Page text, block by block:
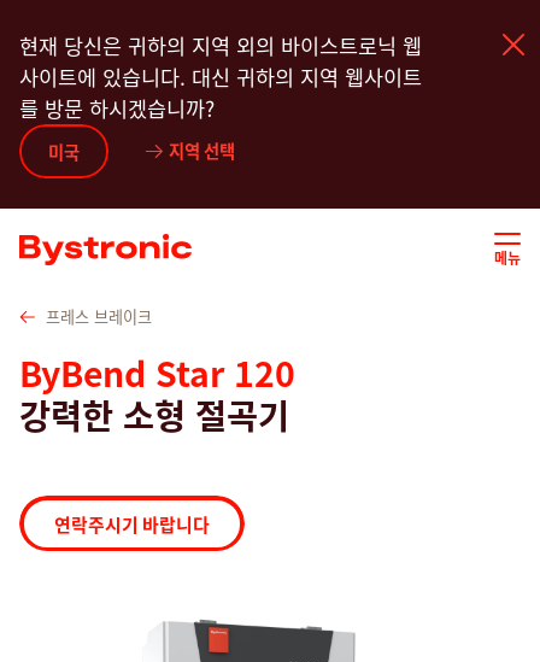
건
현재 당신은 귀하의 지역 외의 바이스트로닉 웹
사이트에 있습니다. 대신 귀하의 지역 웹사이트
를 방문 하시겠습니까?
미국 지역 선택
메뉴
기계 및 소프트웨어
서비스
어플리케이션
뉴스룸
기술자료 코너 절곡 공구 하이라이트
프레스 브레이크
ByBend Star 120
강력한 소형 절곡기
연락주시기 바랍니다